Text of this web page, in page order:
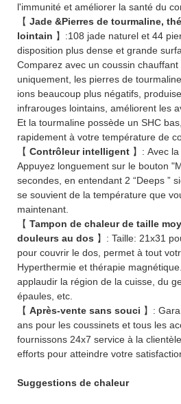
l'immunité et améliorer la santé du
【 Jade &Pierres de tourmaline,
lointain 】:108 jade naturel et 44
disposition plus dense et grande
Comparez avec un coussin
uniquement, les pierres de
ions beaucoup plus négatifs,
infrarouges lointains, améliorent les
Et la tourmaline possède un SHC
rapidement à votre température de
【 Contrôleur intelligent 】: Avec
Appuyez longuement sur le bouton
secondes, en entendant 2 “Deeps ”
se souvient de la température que
maintenant.
【 Tampon de chaleur de taille
douleurs au dos 】: Taille: 21x31
pour couvrir le dos, permet à tout
Hyperthermie et thérapie
applaudir la région de la cuisse, du
épaules, etc.
【 Après-vente sans souci 】:
ans pour les coussinets et tous les
fournissons 24x7 service à la
efforts pour atteindre votre
Suggestions de chaleur